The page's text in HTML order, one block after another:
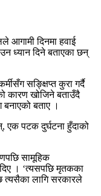
आगामी दिनमा हवाई
ध्यान दिने बताएका छन्
सङ्क्षिप्त कुरा गर्दै
कारण खोजिने बताउँदै
बताए ।
एक पटक दुर्घटना हुँदाको
सामूहिक
। ‘त्यसपछि मृतकका
त्यसैका लागि सरकारले